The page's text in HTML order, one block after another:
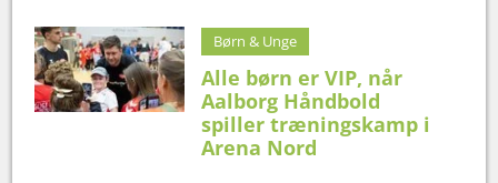
Børn & Unge
Alle børn er VIP, når
Aalborg Håndbold
spiller træningskamp i
Arena Nord